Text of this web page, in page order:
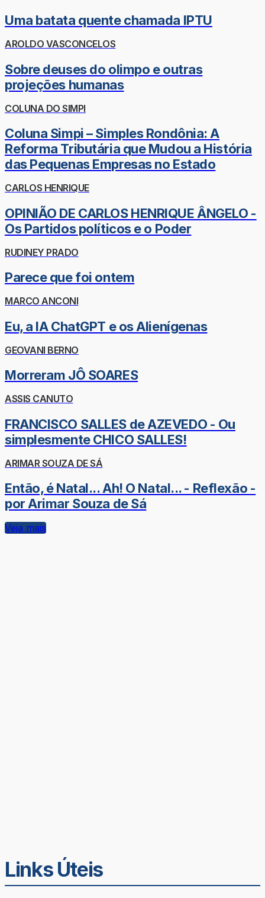
Uma batata quente chamada IPTU
AROLDO VASCONCELOS
Sobre deuses do olimpo e outras
projeções humanas
COLUNA DO SIMPI
Coluna Simpi – Simples Rondônia: A
Reforma Tributária que Mudou a História
das Pequenas Empresas no Estado
CARLOS HENRIQUE
OPINIÃO DE CARLOS HENRIQUE ÂNGELO -
Os Partidos políticos e o Poder
RUDINEY PRADO
Parece que foi ontem
MARCO ANCONI
Eu, a IA ChatGPT e os Alienígenas
GEOVANI BERNO
Morreram JÔ SOARES
ASSIS CANUTO
FRANCISCO SALLES de AZEVEDO - Ou
simplesmente CHICO SALLES!
ARIMAR SOUZA DE SÁ
Então, é Natal... Ah! O Natal... - Reflexão -
por Arimar Souza de Sá
Veja mais
Links Úteis